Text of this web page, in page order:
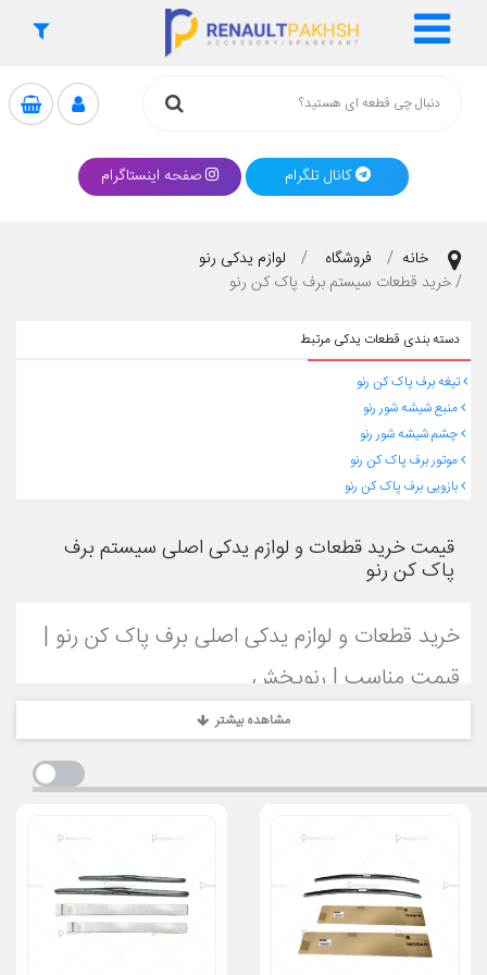
کانال تلگرام صفحه اینستاگرام
خانه فروشگاه
لوازم یدکی رنو
خرید قطعات سیستم برف پاک کن رنو
دسته بندی قطعات یدکی مرتبط
تیغه برف پاک کن رنو
منبع شیشه شور رنو
چشم شیشه شور رنو
موتور برف پاک کن رنو
بازویی برف پاک کن رنو
قیمت خرید قطعات و لوازم یدکی اصلی سیستم برف
پاک کن رنو
خرید قطعات و لوازم یدکی اصلی برف پاک کن رنو |
قیمت مناسب | رنوپخش
شرایط جوی نامناسب مانند باران، برف و گردوغبار دارند. این سیستم شامل
شیشه‌شور است که همگی برای عملکرد بهینه و ایمنی خودرو ضروری
هستند. در فروشگاهرنوپخش
قطعات یدکی اصلی سیستم برف پاک کن
را برای مدل‌های مختلف مانند ساندرو،مگان،تالیسمان،کپچر
کولیوسوداستر با کیفیت اورجینال و استانداردهای کارخانه رنو ارائه
مشاهده بیشتر